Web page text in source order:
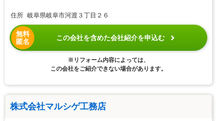
住所 岐阜県岐阜市河渡３丁目２６
無料
匿名
この会社を含めた会社紹介を申込む
※リフォーム内容によっては、
この会社をご紹介できない場合があります。
株式会社マルシゲ工務店